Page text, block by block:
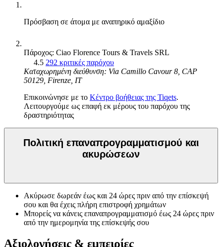
Πρόσβαση σε άτομα με αναπηρικό αμαξίδιο
Πάροχος: Ciao Florence Tours & Travels SRL
4.5 292 κριτικές παρόχου
Καταχωρημένη διεύθυνση: Via Camillo Cavour 8, CAP
50129, Firenze, IT
Επικοινώνησε με το Κέντρο βοήθειας της Tiqets.
Λειτουργούμε ως επαφή εκ μέρους του παρόχου της
δραστηριότητας
Πολιτική επαναπρογραμματισμού και
ακυρώσεων
Ακύρωσε δωρεάν έως και 24 ώρες πριν από την επίσκεψή
σου και θα έχεις πλήρη επιστροφή χρημάτων
Μπορείς να κάνεις επαναπρογραμματισμό έως 24 ώρες πριν
από την ημερομηνία της επίσκεψής σου
Αξιολογήσεις & εμπειρίες